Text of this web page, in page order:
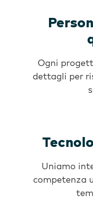
Ogni
dettagli per
Uniamo
competenza